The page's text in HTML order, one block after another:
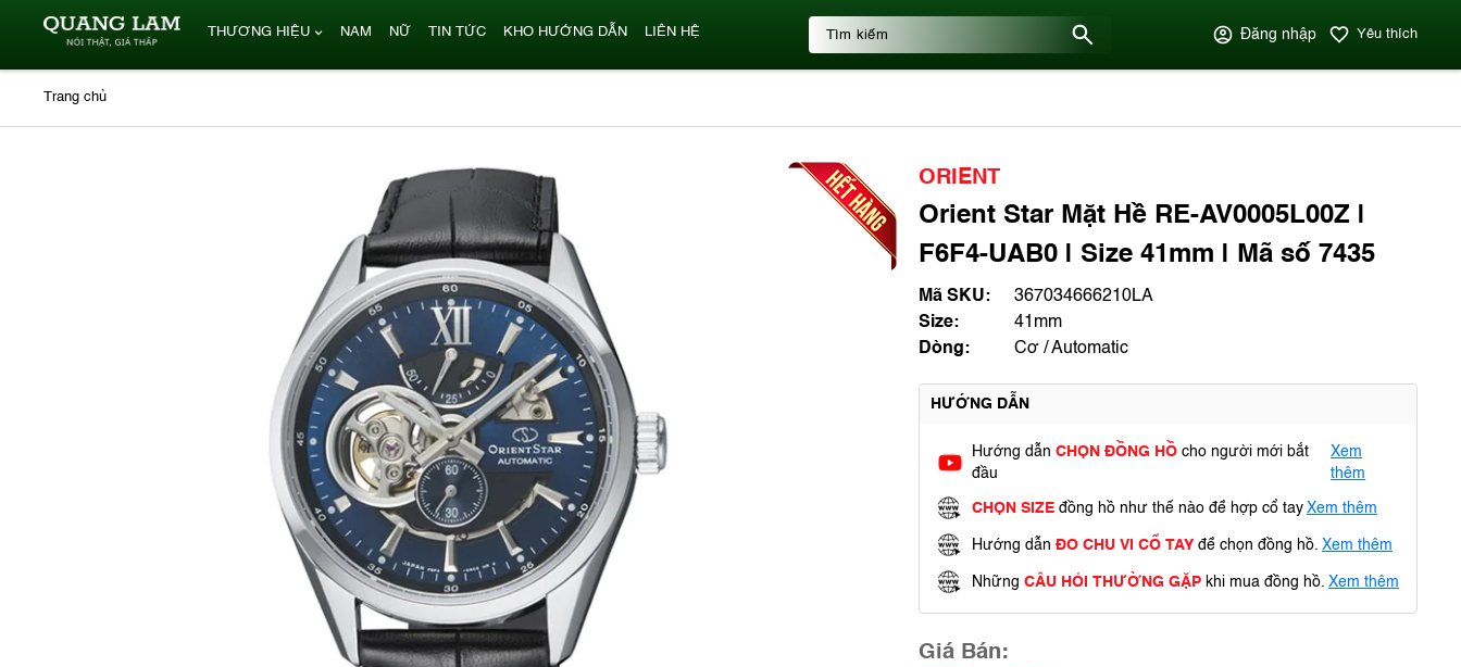
THƯƠNG HIỆU NAM NỮ TIN TỨC KHO HƯỚNG DẪN LIÊN HỆ Đăng nhập Yêu thích
Trang chủ
ORIENT
Orient Star Mặt Hề RE-AV0005L00Z |
F6F4-UAB0 | Size 41mm | Mã số 7435
Mã SKU:
367034666210LA
Size:
41mm
Dòng:
Cơ / Automatic
HƯỚNG DẪN
Hướng dẫn CHỌN ĐỒNG HỒ cho người mới bắt
đầu
Xem
thêm
CHỌN SIZE đồng hồ như thế nào để hợp cổ tay Xem thêm
Hướng dẫn ĐO CHU VI CỔ TAY để chọn đồng hồ. Xem thêm
Những CÂU HỎI THƯỜNG GẶP khi mua đồng hồ. Xem thêm
Giá Bán: